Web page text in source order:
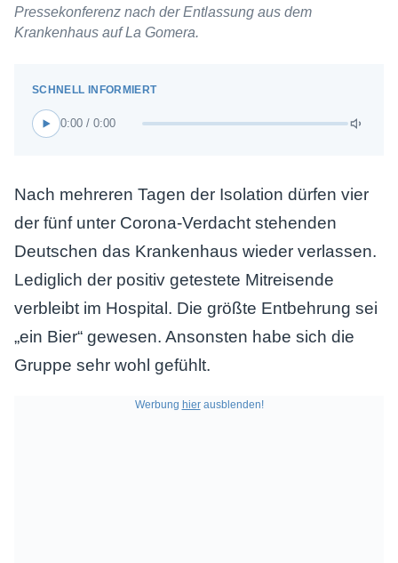
Pressekonferenz nach der Entlassung aus dem
Krankenhaus auf La Gomera.
0:00 / 0:00
Nach mehreren Tagen der Isolation dürfen vier
der fünf unter Corona-Verdacht stehenden
Deutschen das Krankenhaus wieder verlassen.
Lediglich der positiv getestete Mitreisende
verbleibt im Hospital. Die größte Entbehrung sei
„ein Bier“ gewesen. Ansonsten habe sich die
Gruppe sehr wohl gefühlt.
Werbung hierausblenden!